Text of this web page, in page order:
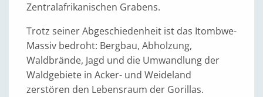
Zentralafrikanischen Grabens.
Trotz seiner Abgeschiedenheit ist das Itombwe-
Massiv bedroht: Bergbau, Abholzung,
Waldbrände, Jagd und die Umwandlung der
Waldgebiete in Acker- und Weideland
zerstören den Lebensraum der Gorillas.